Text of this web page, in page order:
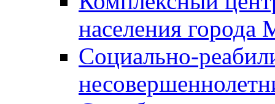
населения города
Социально-